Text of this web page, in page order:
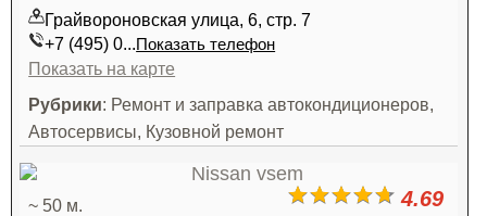
Грайвороновская улица, 6, стр. 7
+7 (495) 0...Показать телефон
Показать на карте
Рубрики: Ремонт и заправка автокондиционеров,
Автосервисы, Кузовной ремонт
4.69
~ 50 м.